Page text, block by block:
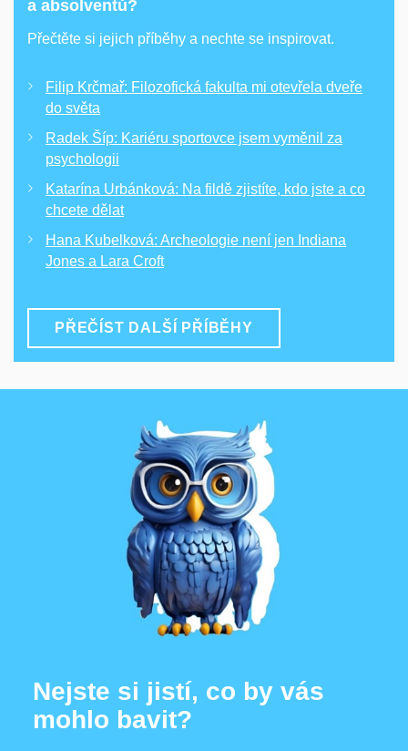
a absolventů?
Přečtěte si jejich příběhy a nechte se inspirovat.
Filip Krčmař: Filozofická fakulta mi otevřela dveře
do světa
Radek Šíp: Kariéru sportovce jsem vyměnil za
psychologii
Katarína Urbánková: Na fildě zjistíte, kdo jste a co
chcete dělat
Hana Kubelková: Archeologie není jen Indiana
Jones a Lara Croft
PŘEČÍST DALŠÍ PŘÍBĚHY
Nejste si jistí, co by vás
mohlo bavit?